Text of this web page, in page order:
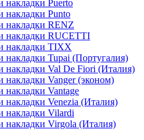
накладки Puerto
накладки Punto
накладки RENZ
накладки RUCETTI
накладки TIXX
накладки Tupai (Португалия)
накладки Val De Fiori (Италия)
накладки Vanger (эконом)
накладки Vantage
накладки Venezia (Италия)
накладки Vilardi
накладки Virgola (Италия)